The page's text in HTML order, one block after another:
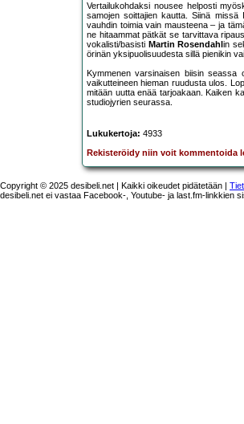
Vertailukohdaksi nousee helposti
samojen soittajien kautta. Siinä
vauhdin toimia vain mausteena – ja
ne hitaammat pätkät se tarvittava
vokalisti/basisti Martin Rosendahlin
örinän yksipuolisuudesta sillä pienikin
Kymmenen varsinaisen biisin seassa
vaikutteineen hieman ruudusta ulos.
mitään uutta enää tarjoakaan. Kaiken
studiojyrien seurassa.
Lukukertoja: 4933
Rekisteröidy niin voit kommentoida
Copyright © 2025 desibeli.net | Kaikki oikeudet pidätetään |
desibeli.net ei vastaa Facebook-, Youtube- ja last.fm-linkkien